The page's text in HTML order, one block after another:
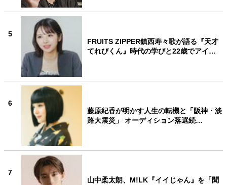
5
FRUITS ZIPPER鎮西寿々歌が語る『天才
てれびくん』時代の学びと22歳でアイ…
6
藤原紀香が明かす人生の転機と「阪神・淡
路大震災」 オーディション落選続…
7
山中柔太朗、M!LK『イイじゃん』を「聞